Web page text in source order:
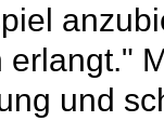
und